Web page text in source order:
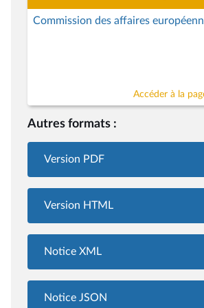
Commission des affaires
Accéder à la
Autres formats :
Version PDF
Version HTML
Notice XML
Notice JSON